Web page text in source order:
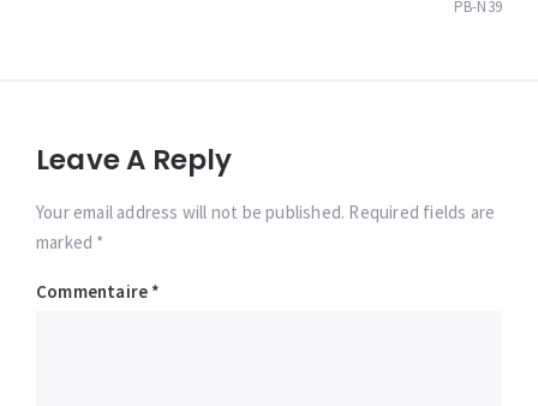
PB-N39
Leave A Reply
Your email address will not be published. Required fields are
marked *
Commentaire *